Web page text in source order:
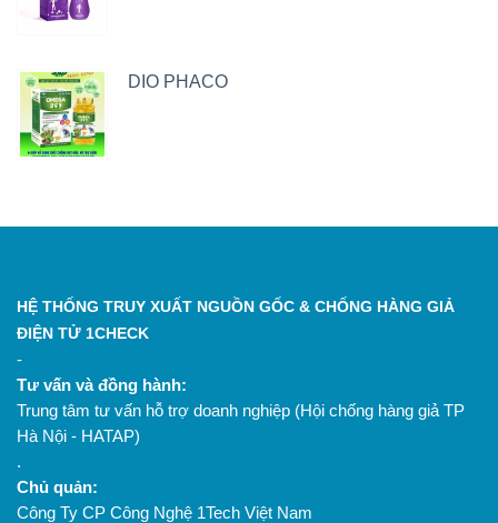
DIO PHACO
HỆ THỐNG TRUY XUẤT NGUỒN GỐC & CHỐNG HÀNG GIẢ
ĐIỆN TỬ 1CHECK
-
Tư vấn và đồng hành:
Trung tâm tư vấn hỗ trợ doanh nghiệp (Hội chống hàng giả TP
Hà Nội - HATAP)
.
Chủ quản:
Công Ty CP Công Nghệ 1Tech Việt Nam